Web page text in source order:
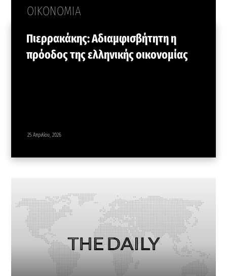
ΟΙΚΟΝΟΜΙΑ
Πιερρακάκης: Αδιαμφισβήτητη η
πρόοδος της ελληνικής οικονομίας
25 Απριλίου, 2026